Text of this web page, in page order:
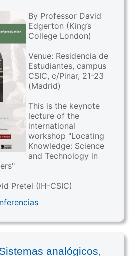
By Professor David
Edgerton (King’s
College London)
Venue: Residencia de
Estudiantes, campus
CSIC, c/Pinar, 21-23
(Madrid)
This is the keynote
lecture of the
international
workshop "Locating
Knowledge: Science
and Technology in
Pretel (IH-CSIC)
analógicos,